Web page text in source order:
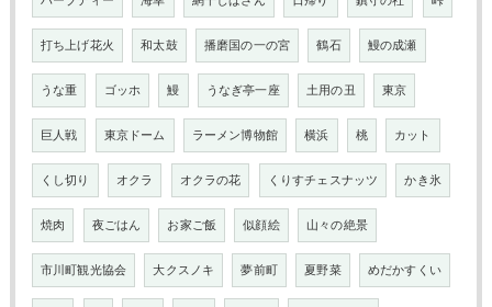
打ち上げ花火 和太鼓 播磨国の一の宮 鶴石 鰻の成瀬
うな重 ゴッホ 鰻 うなぎ亭一座 土用の丑 東京
巨人戦 東京ドーム ラーメン博物館 横浜 桃 カット
くし切り オクラ オクラの花 くりすチェスナッツ かき氷
焼肉 夜ごはん お家ご飯 似顔絵 山々の絶景
市川町観光協会 大クスノキ 夢前町 夏野菜 めだかすくい